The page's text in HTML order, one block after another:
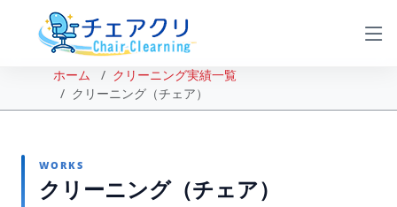
ホーム
クリーニング実績一覧
クリーニング（チェア）
WORKS
クリーニング（チェア）